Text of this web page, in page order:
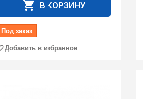
В КОРЗИНУ
Под заказ
Добавить в избранное